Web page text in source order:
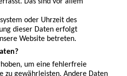
Das sind vor allem
oder Uhrzeit des
dieser Daten erfolgt
Website betreten.
um eine fehlerfreie
zu gewährleisten. Andere Daten